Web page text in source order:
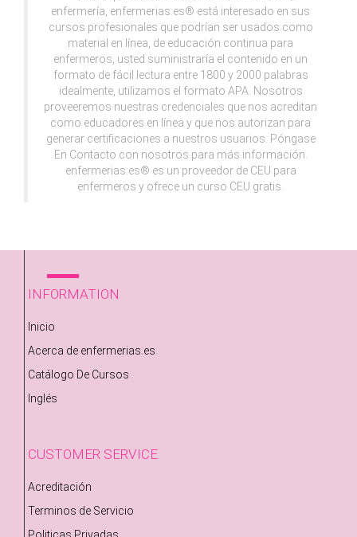
enfermería, enfermerias.es® está interesado en sus
cursos profesionales que podrían ser usados como
material en línea, de educación continua para
enfermeros, usted suministraría el contenido en un
formato de fácil lectura entre 1800 y 2000 palabras
idealmente, utilizamos el formato APA. Nosotros
proveeremos nuestras credenciales que nos acreditan
como educadores en línea y que nos autorizan para
generar certificaciones a nuestros usuarios. Póngase
En Contacto con nosotros para más información.
enfermerias.es® es un proveedor de CEU para
enfermeros y ofrece un curso CEU gratis.
INFORMATION
Inicio
Acerca de enfermerias.es
Catálogo De Cursos
Inglés
CUSTOMER SERVICE
Acreditación
Terminos de Servicio